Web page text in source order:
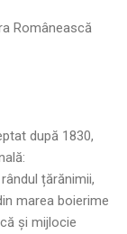
Românească
după 1830,
țărănimii,
marea boierime
și mijlocie